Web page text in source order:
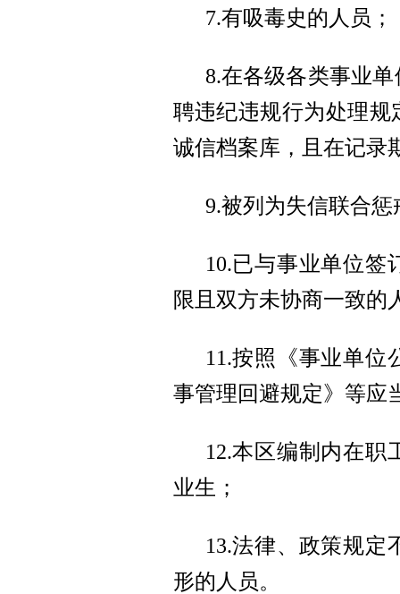
7.有吸毒史的人员；
8.在各级各类事业
聘违纪违规行为处理
诚信档案库，且在记录
9.被列为失信联合
10.已与事业单位签
限且双方未协商一致的
11.按照《事业单位
事管理回避规定》等应
12.本区编制内在职
业生；
13.法律、政策规定
形的人员。